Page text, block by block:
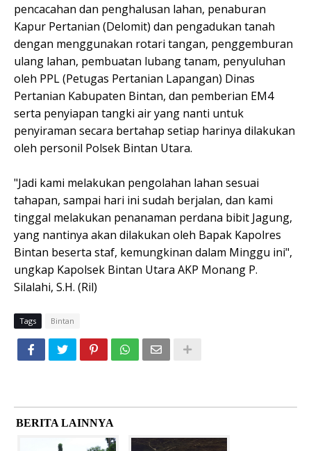
pencacahan dan penghalusan lahan, penaburan
Kapur Pertanian (Delomit) dan pengadukan tanah
dengan menggunakan rotari tangan, penggemburan
ulang lahan, pembuatan lubang tanam, penyuluhan
oleh PPL (Petugas Pertanian Lapangan) Dinas
Pertanian Kabupaten Bintan, dan pemberian EM4
serta penyiapan tangki air yang nanti untuk
penyiraman secara bertahap setiap harinya dilakukan
oleh personil Polsek Bintan Utara.
"Jadi kami melakukan pengolahan lahan sesuai
tahapan, sampai hari ini sudah berjalan, dan kami
tinggal melakukan penanaman perdana bibit Jagung,
yang nantinya akan dilakukan oleh Bapak Kapolres
Bintan beserta staf, kemungkinan dalam Minggu ini",
ungkap Kapolsek Bintan Utara AKP Monang P.
Silalahi, S.H. (Ril)
Tags Bintan
BERITA LAINNYA